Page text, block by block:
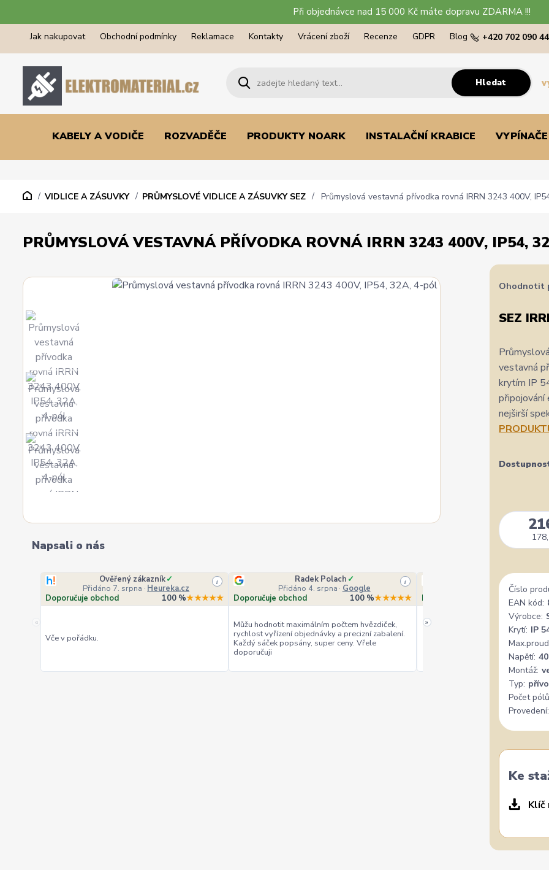
Při objednávce nad 15 000 Kč máte dopravu ZDARMA !!!
Jak nakupovat Obchodní podmínky Reklamace Kontakty Vrácení zboží Recenze GDPR Blog
Hledat
+420 702 090
KABELY A VODIČE ROZVADĚČE PRODUKTY NOARK INSTALAČNÍ KRABICE
VIDLICE A ZÁSUVKY PRŮMYSLOVÉ VIDLICE A ZÁSUVKY SEZ Průmyslová vestavná přívodka rovná IRRN 3243 400V,
PRŮMYSLOVÁ VESTAVNÁ PŘÍVODKA ROVNÁ IRRN 3243 400V, IP54,
Napsali o nás
«
Ověřený zákazník✓
Přidáno 7. srpna · Heureka.cz
i
Doporučuje obchod 100 %★★★★★
Vče v pořádku.
Radek Polach ✓
Přidáno 4. srpna · Google
i
Doporučuje obchod 100 %★★★★★
Můžu hodnotit maximálním počtem hvězdiček,
rychlost vyřízení objednávky a precizní zabalení.
Každý sáček popsány, super ceny. Vřele
doporučuji
Ověřený zákazník
Přidáno 4. srpna·
Doporučuje obchod
»
Ohodnotit
SEZ
vestavná
krytím IP
připojování
nejširší
Číslo
EAN kód:
Výrobce:
Krytí: IP
Napětí:
Montáž:
Typ:
Počet
Provedení:
Ke
Klíč